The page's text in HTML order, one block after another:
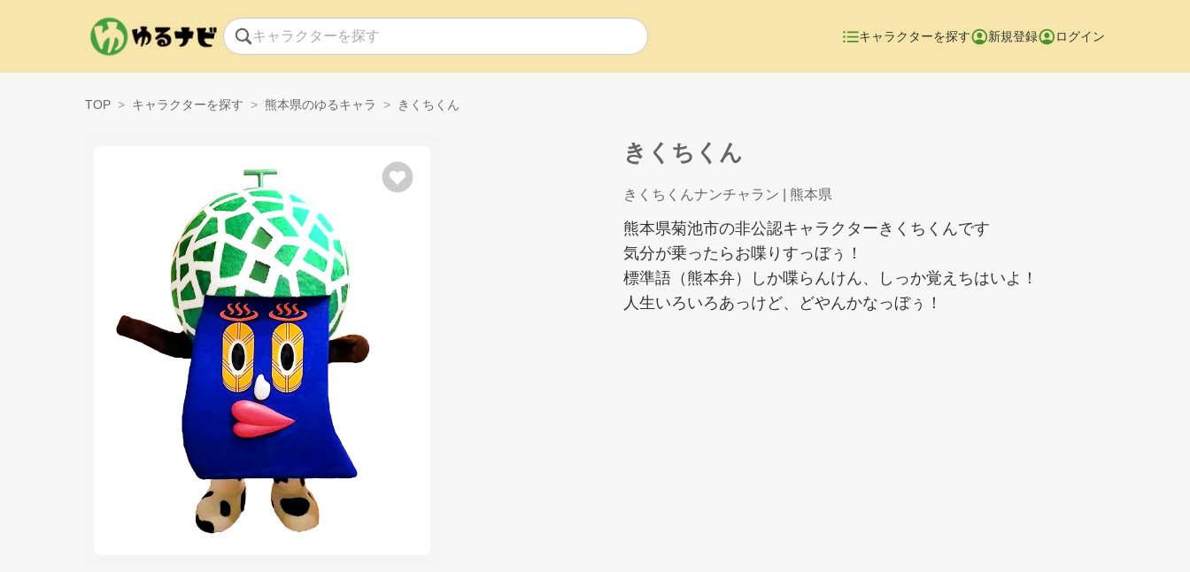
キャラクターを探す 新規登録 ログイン
TOP キャラクターを探す 熊本県のゆるキャラ きくちくん
きくちくん
きくちくんナンチャラン | 熊本県
熊本県菊池市の非公認キャラクターきくちくんです
気分が乗ったらお喋りすっぼぅ！
標準語（熊本弁）しか喋らんけん、しっか覚えちはいよ！
人生いろいろあっけど、どやんかなっぼぅ！